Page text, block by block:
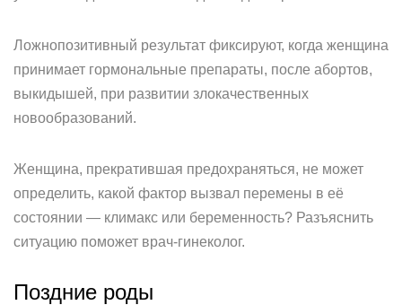
Ложнопозитивный результат фиксируют, когда женщина
принимает гормональные препараты, после абортов,
выкидышей, при развитии злокачественных
новообразований.
Женщина, прекратившая предохраняться, не может
определить, какой фактор вызвал перемены в её
состоянии — климакс или беременность? Разъяснить
ситуацию поможет врач-гинеколог.
Поздние роды